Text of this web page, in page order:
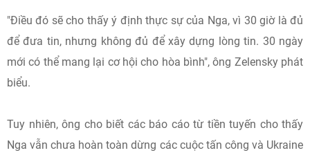
"Điều đó sẽ cho thấy ý định thực sự của Nga, vì 30 giờ là đủ
để đưa tin, nhưng không đủ để xây dựng lòng tin. 30 ngày
mới có thể mang lại cơ hội cho hòa bình", ông Zelensky phát
biểu.
Tuy nhiên, ông cho biết các báo cáo từ tiền tuyến cho thấy
Nga vẫn chưa hoàn toàn dừng các cuộc tấn công và Ukraine